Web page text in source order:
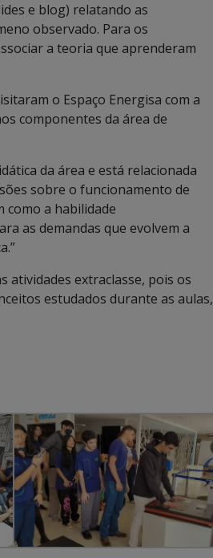
e blog) relatando as
observado. Para os
a teoria que aprenderam
o Espaço Energisa com a
componentes da área de
da área e está relacionada
sobre o funcionamento de
a habilidade
as demandas que evolvem a
atividades extraclasse, pois os
estudados durante as aulas,